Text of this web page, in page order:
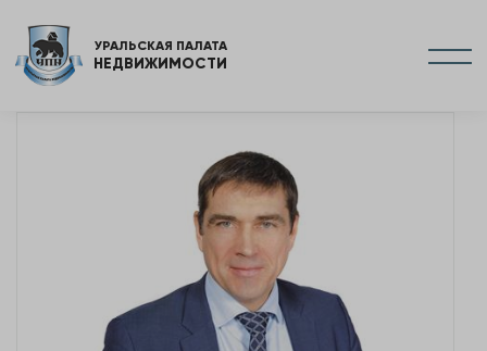
УРАЛЬСКАЯ ПАЛАТА
НЕДВИЖИМОСТИ